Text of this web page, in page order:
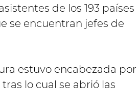
de los 193 países
se encuentran jefes de
estuvo encabezada por
lo cual se abrió las